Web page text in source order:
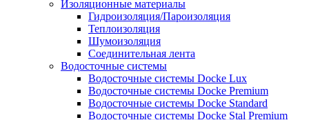
Изоляционные материалы
Гидроизоляция/Пароизоляция
Теплоизоляция
Шумоизоляция
Соединительная лента
Водосточные системы
Водосточные системы Docke Lux
Водосточные системы Docke Premium
Водосточные системы Docke Standard
Водосточные системы Docke Stal Premium